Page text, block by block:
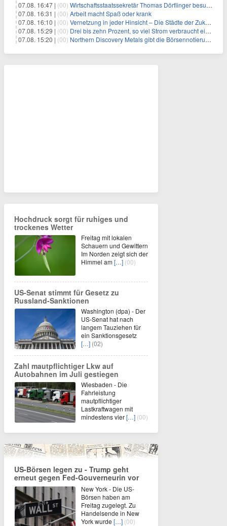
07.08. 16:47 | (00) Wirtschaftsstaatssekretär Thomas Dörflinger besucht Handwerksbetrieb im Kammerbezirk Freiburg
07.08. 16:31 | (00) Arbeit macht Spaß oder krank
07.08. 16:10 | (00) Vernetzung in jeder Hinsicht – Die Städte der Zukunft sind grün-blau
07.08. 15:29 | (00) Drei bis zehn Prozent, so viel Strom verbraucht ein Aufzug im Gebäude
07.08. 15:20 | (00) Northern Discovery Metals gibt die Börsennotierung an der Frankfurter Wertpapierbörse bekannt
Hochdruck sorgt für ruhiges und
trockenes Wetter
Freitag mit lokalen
Schauern und Gewittern
Im Norden zeigt sich der
Himmel am[…] (00)
US-Senat stimmt für Gesetz zu
Russland-Sanktionen
Washington (dpa) - Der
US-Senat hat nach
langem Tauziehen für
ein Sanktionsgesetz
[…] (02)
Zahl mautpflichtiger Lkw auf
Autobahnen im Juli gestiegen
Wiesbaden - Die
Fahrleistung
mautpflichtiger
Lastkraftwagen mit
mindestens vier[…] (00)
US-Börsen legen zu - Trump geht
erneut gegen Fed-Gouverneurin vor
New York - Die US-
Börsen haben am
Freitag zugelegt. Zu
Handelsende in New
York wurde […] (00)